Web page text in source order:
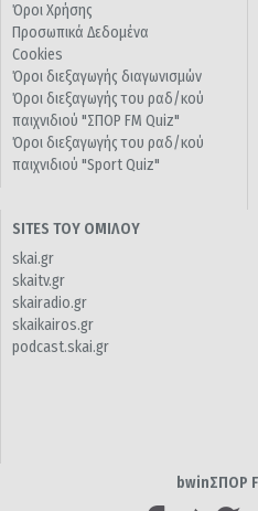
Όροι Χρήσης
Προσωπικά Δεδομένα
Cookies
Όροι διεξαγωγής διαγωνισμών
Όροι διεξαγωγής του ραδ/κού
παιχνιδιού "ΣΠΟΡ FM Quiz"
Όροι διεξαγωγής του ραδ/κού
παιχνιδιού "Sport Quiz"
SITES ΤΟΥ ΟΜΙΛΟΥ
skai.gr
skaitv.gr
skairadio.gr
skaikairos.gr
podcast.skai.gr
bwinΣΠΟΡ